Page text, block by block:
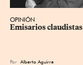
OPINIÓN
Emisarios claudistas
Por Alberto Aguirre